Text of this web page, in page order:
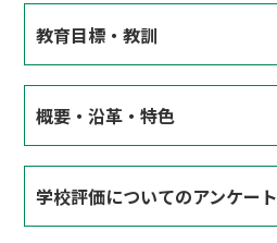
教育目標・教訓
概要・沿革・特色
学校評価についてのアンケート